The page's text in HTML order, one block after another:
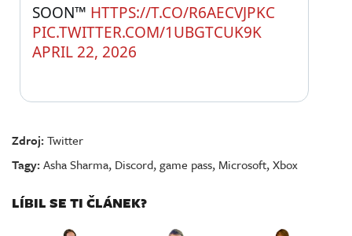
SOON™ HTTPS://T.CO/R6AECVJPKC
PIC.TWITTER.COM/1UBGTCUK9K
APRIL 22, 2026
Zdroj:Twitter
Tagy:Asha Sharma, Discord,game pass, Microsoft,Xbox
LÍBIL SE TI ČLÁNEK?